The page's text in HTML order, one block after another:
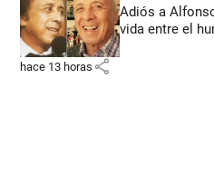
Adiós a
vida entre el
hace 13 horas share